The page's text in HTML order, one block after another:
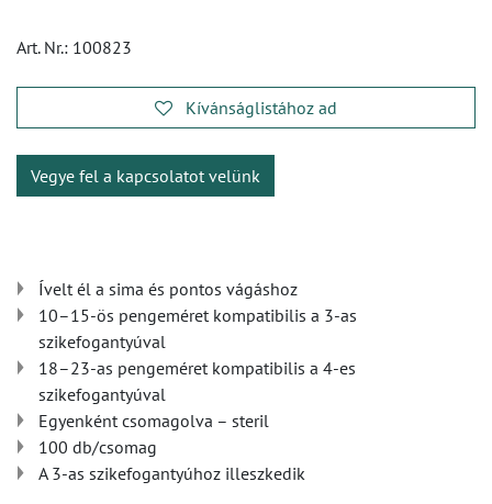
Art. Nr.: 100823
Kívánságlistához ad
Vegye fel a kapcsolatot velünk
Ívelt él a sima és pontos vágáshoz
10–15-ös pengeméret kompatibilis a 3-as
szikefogantyúval
18–23-as pengeméret kompatibilis a 4-es
szikefogantyúval
Egyenként csomagolva – steril
100 db/csomag
A 3-as szikefogantyúhoz illeszkedik